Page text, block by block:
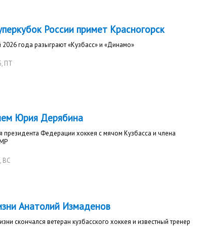
России примет Красногорск
года разыграют «Кузбасс» и «Динамо»
, ПТ
Юрия Дерябина
Федерации хоккея с мячом Кузбасса и члена
, ВС
Анатолий Измаденов
скончался ветеран кузбасского хоккея и известный тренер